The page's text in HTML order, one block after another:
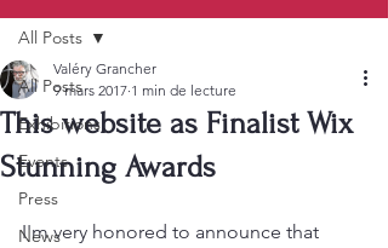
All Posts
Exhibitions
Events
Press
News
All Posts
This website as Finalist Wix
Stunning Awards
Valéry Grancher
9 mars 2017 1 min de lecture
I'm very honored to announce that